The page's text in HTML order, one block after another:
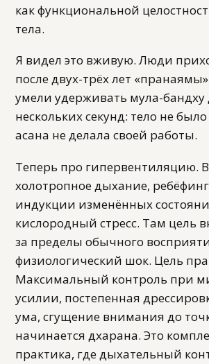
как функциональной
тела.
Я видел это вживую. Люди
после двух-трёх лет
умели удерживать мула-
нескольких секунд: тело не
асана не делала своей работы.
Теперь про гипервентиляцию.
холотропное дыхание,
индукции изменённых
кислородный стресс. Там цель
за пределы обычного
физиологический шок. Цель
Максимальный контроль при
усилии, постепенная
ума, сгущение внимания до
начинается дхарана. Это
практика, где дыхательный